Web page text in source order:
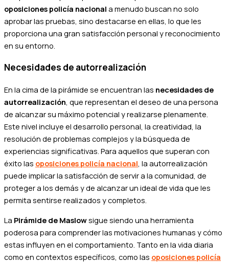
oposiciones policía nacional a menudo buscan no solo
aprobar las pruebas, sino destacarse en ellas, lo que les
proporciona una gran satisfacción personal y reconocimiento
en su entorno.
Necesidades de autorrealización
En la cima de la pirámide se encuentran las necesidades de
autorrealización , que representan el deseo de una persona
de alcanzar su máximo potencial y realizarse plenamente.
Este nivel incluye el desarrollo personal, la creatividad, la
resolución de problemas complejos y la búsqueda de
experiencias significativas. Para aquellos que superan con
éxito las oposiciones policía nacional , la autorrealización
puede implicar la satisfacción de servir a la comunidad, de
proteger a los demás y de alcanzar un ideal de vida que les
permita sentirse realizados y completos.
La Pirámide de Maslowsigue siendo una herramienta
poderosa para comprender las motivaciones humanas y cómo
estas influyen en el comportamiento. Tanto en la vida diaria
como en contextos específicos, como las oposiciones policía